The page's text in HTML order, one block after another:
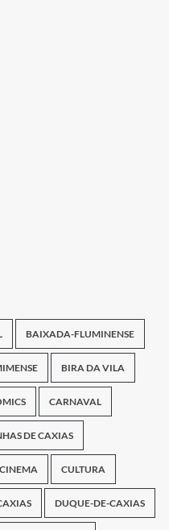
BAIXADA-FLUMINENSE
BIRA DA VILA
CARNAVAL
DE CAXIAS
CINEMA CULTURA
DUQUE-DE-CAXIAS